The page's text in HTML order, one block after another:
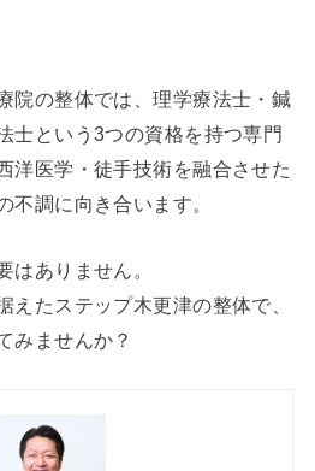
院の整体では、理学療法士・鍼
士という3つの資格を持つ専門
洋医学・徒手技術を融合させた
不調に向き合います。
はありません。
えたステップ木更津の整体で、
みませんか？